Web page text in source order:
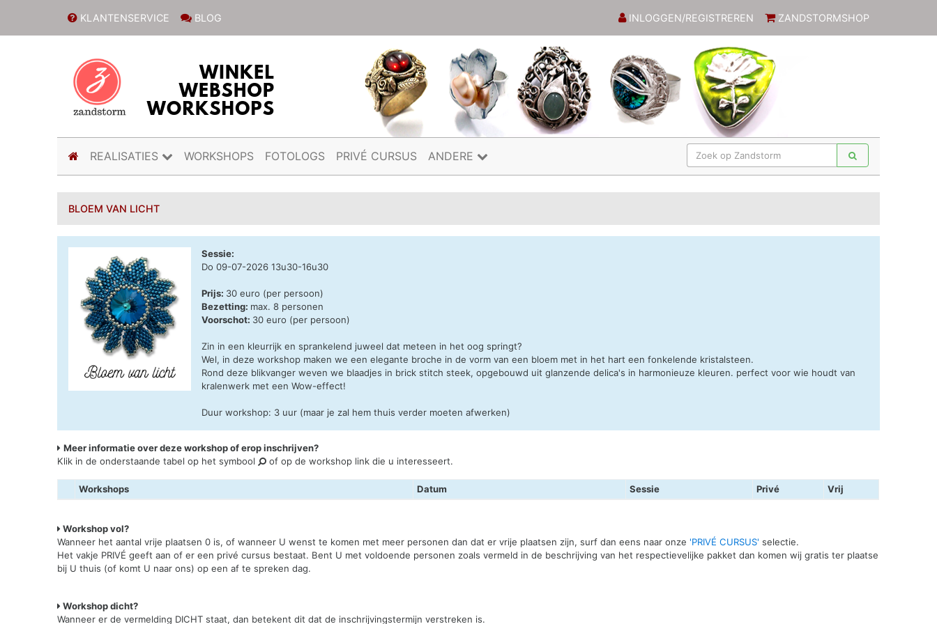
KLANTENSERVICE BLOG INLOGGEN/REGISTREREN ZANDSTORMSHOP
(current)
REALISATIES WORKSHOPS FOTOLOGS PRIVÉ CURSUS ANDERE
BLOEM VAN LICHT
Sessie:
Do 09-07-2026 13u30-16u30
Prijs: 30 euro (per persoon)
Bezetting: max. 8 personen
Voorschot: 30 euro (per persoon)
Zin in een kleurrijk en sprankelend juweel dat meteen in het oog springt?
Wel, in deze workshop maken we een elegante broche in de vorm van een bloem met in het hart een fonkelende kristalsteen.
Rond deze blikvanger weven we blaadjes in brick stitch steek, opgebouwd uit glanzende delica's in harmonieuze kleuren. perfect voor wie houdt van
kralenwerk met een Wow-effect!
Duur workshop: 3 uur (maar je zal hem thuis verder moeten afwerken)
Meer informatie over deze workshop of erop inschrijven?
Klik in de onderstaande tabel op het symbool
of op de workshop link die u interesseert.
Workshops Datum Sessie Privé Vrij
Workshop vol?
Wanneer het aantal vrije plaatsen 0 is, of wanneer U wenst te komen met meer personen dan dat er vrije plaatsen zijn, surf dan eens naar onze 'PRIVÉ CURSUS' selectie.
Het vakje PRIVÉ geeft aan of er een privé cursus bestaat. Bent U met voldoende personen zoals vermeld in de beschrijving van het respectievelijke pakket dan komen wij gratis ter plaatse
bij U thuis (of komt U naar ons) op een af te spreken dag.
Workshop dicht?
Wanneer er de vermelding DICHT staat, dan betekent dit dat de inschrijvingstermijn verstreken is.